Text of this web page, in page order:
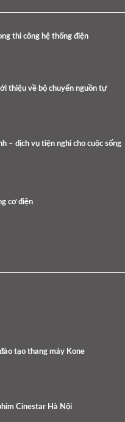
thi công hệ thống điện
thiệu về bộ chuyển nguồn tự
– dịch vụ tiện nghi cho cuộc sống
cơ điện
tạo thang máy Kone
Cinestar Hà Nội